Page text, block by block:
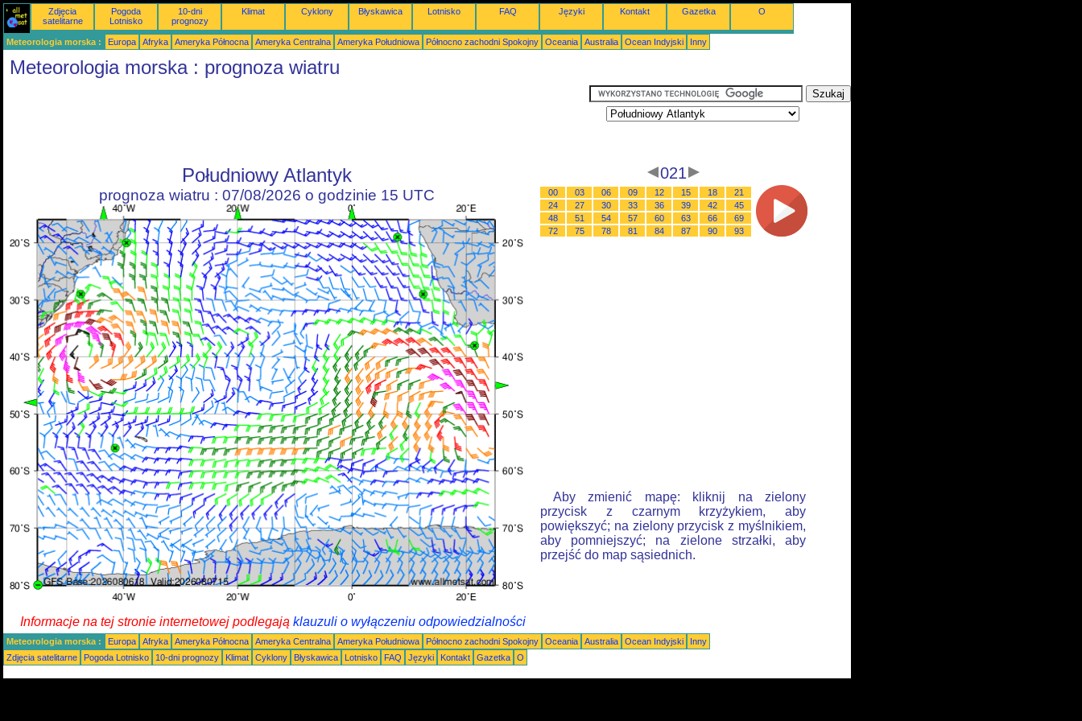
Zdjęcia
satelitarne
Pogoda
Lotnisko
10-dni
prognozy
Klimat Cyklony Błyskawica Lotnisko FAQ Języki Kontakt Gazetka O
Meteorologia morska : Europa Afryka Ameryka Północna Ameryka Centralna Ameryka Południowa Północno zachodni Spokojny Oceania Australia Ocean Indyjski Inny
Meteorologia morska : prognoza wiatru
Południowy Atlantyk
prognoza wiatru : 07/08/2026 o godzinie 15 UTC
021
00 03 06 09 12 15 18
21
24
27 30 33 36 39 42
45
48
51 54 57 60 63 66
69
72
75 78 81 84 87 90 93
Aby zmienić mapę: kliknij na zielony
przycisk z czarnym krzyżykiem, aby
powiększyć; na zielony przycisk z myślnikiem,
aby pomniejszyć; na zielone strzałki, aby
przejść do map sąsiednich.
Informacje na tej stronie internetowej podlegają klauzuli o wyłączeniu odpowiedzialności
Meteorologia morska : Europa Afryka Ameryka Północna Ameryka Centralna Ameryka Południowa Północno zachodni Spokojny Oceania Australia Ocean Indyjski
Inny
Zdjęcia satelitarne
Pogoda Lotnisko 10-dni prognozy Klimat Cyklony Błyskawica Lotnisko FAQ Języki Kontakt Gazetka O